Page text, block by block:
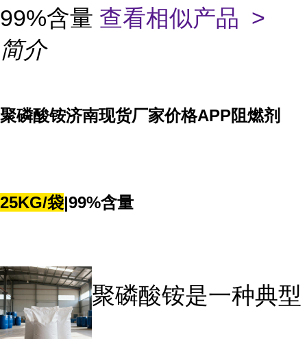
99%含量 查看相似产品 >
简介
聚磷酸铵济南现货厂家价格APP阻燃剂
25KG/袋|99%含量
聚磷酸铵是一种典型